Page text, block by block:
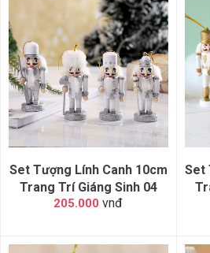
Set Tượng Lính Canh 10cm
Trang Trí Giáng Sinh 04
205.000 vnđ
Set